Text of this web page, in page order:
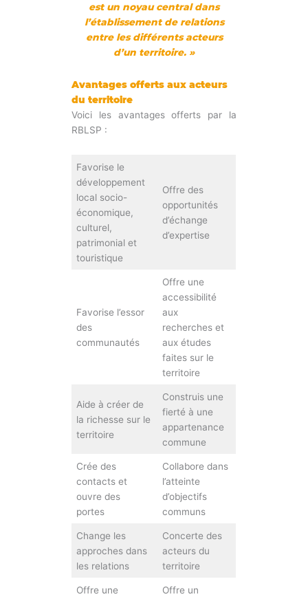
est un noyau central dans
l’établissement de relations
entre les différents acteurs
d’un territoire. »
Avantages offerts aux acteurs
du territoire
Voici les avantages offerts par la
RBLSP :
Favorise le
développement
local socio-
économique,
culturel,
patrimonial et
touristique
Offre des
opportunités
d’échange
d’expertise
Favorise l’essor
des
communautés
Offre une
accessibilité
aux
recherches et
aux études
faites sur le
territoire
Aide à créer de
la richesse sur le
territoire
Construis une
fierté à une
appartenance
commune
Crée des
contacts et
ouvre des
portes
Collabore dans
l’atteinte
d’objectifs
communs
Change les
approches dans
les relations
Concerte des
acteurs du
territoire
Offre une
Offre un